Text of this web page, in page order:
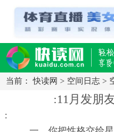
读网-轻松阅读,快乐生活移动版
当前：快读网 > 空间日志 >
:11月发朋
: